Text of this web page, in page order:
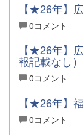
【★26年】
0コメント
【★26年】
報記載なし）
0コメント
【★26年】
0コメント